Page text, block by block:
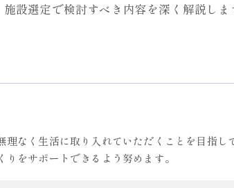
設選定で検討すべき内容を深く解説し
なく生活に取り入れていただくことを目指し
をサポートできるよう努めます。